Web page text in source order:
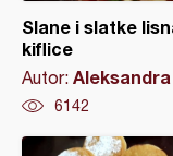
Slane i slatke
kiflice
Autor: Aleksandra
6142